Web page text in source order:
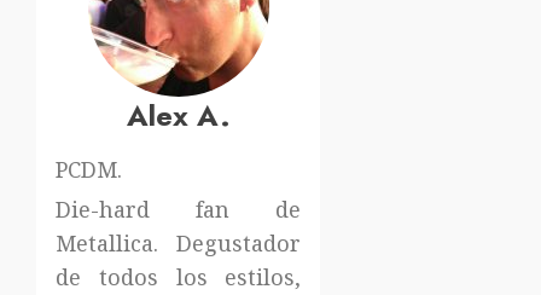
Alex A.
PCDM.
Die-hard fan de
Metallica. Degustador
de todos los estilos,